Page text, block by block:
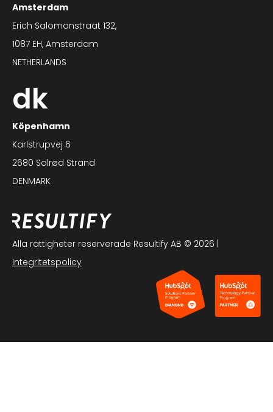
Amsterdam
Erich Salomonstraat 132,
1087 EH, Amsterdam
NETHERLANDS
dk
Köpenhamn
Karlstrupvej 6
2680 Solrød Strand
DENMARK
Alla rättigheter reserverade Resultify AB © 2026 |
Integritetspolicy